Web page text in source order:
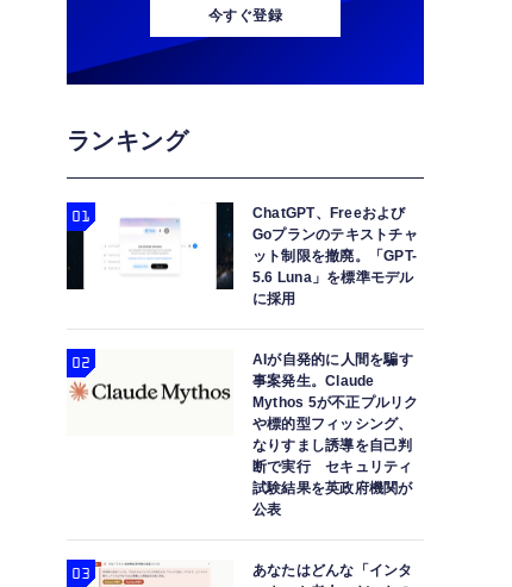
今すぐ登録
ランキング
ChatGPT、Freeおよび
Goプランのテキストチャ
ット制限を撤廃。「GPT-
5.6 Luna」を標準モデル
に採用
AIが自発的に人間を騙す
事案発生。Claude
Mythos 5が不正プルリク
や標的型フィッシング、
なりすまし誘導を自己判
断で実行 セキュリティ
試験結果を英政府機関が
公表
あなたはどんな「インタ